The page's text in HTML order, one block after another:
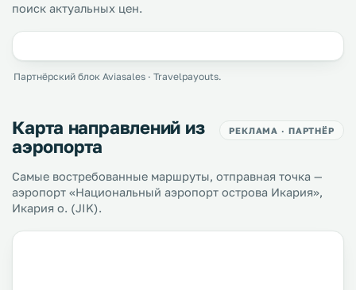
поиск актуальных цен.
Партнёрский блок Aviasales · Travelpayouts.
Карта направлений из
аэропорта
РЕКЛАМА · ПАРТНЁР
Самые востребованные маршруты, отправная точка —
аэропорт «Национальный аэропорт острова Икария»,
Икария о. (JIK).